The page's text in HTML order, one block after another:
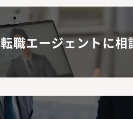
できます。
転職エージェントに相